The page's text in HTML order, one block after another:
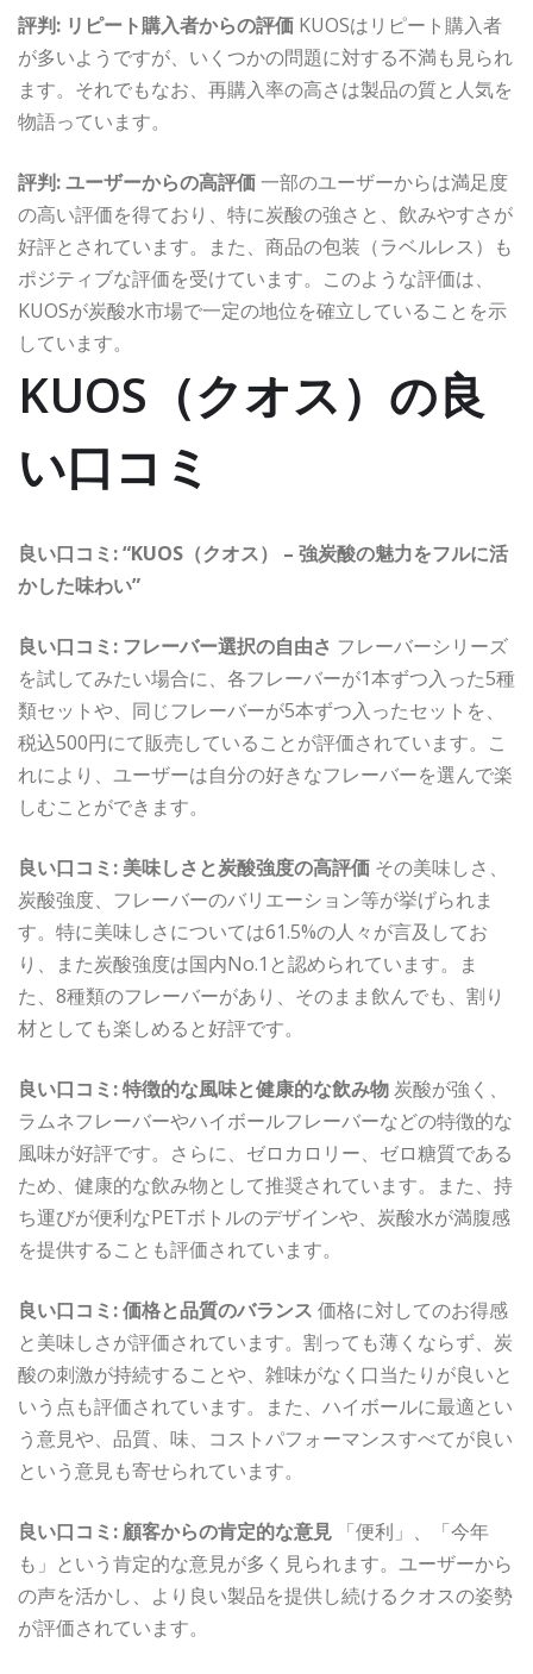
評判: リピート購入者からの評価 KUOSはリピート購入者
が多いようですが、いくつかの問題に対する不満も見られ
ます。それでもなお、再購入率の高さは製品の質と人気を
物語っています。
評判: ユーザーからの高評価一部のユーザーからは満足度
の高い評価を得ており、特に炭酸の強さと、飲みやすさが
好評とされています。また、商品の包装（ラベルレス）も
ポジティブな評価を受けています。このような評価は、
KUOSが炭酸水市場で一定の地位を確立していることを示
しています。
KUOS（クオス）の良
い口コミ
良い口コミ: “KUOS（クオス） – 強炭酸の魅力をフルに活
かした味わい”
良い口コミ: フレーバー選択の自由さ フレーバーシリーズ
を試してみたい場合に、各フレーバーが1本ずつ入った5種
類セットや、同じフレーバーが5本ずつ入ったセットを、
税込500円にて販売していることが評価されています。こ
れにより、ユーザーは自分の好きなフレーバーを選んで楽
しむことができます。
良い口コミ: 美味しさと炭酸強度の高評価 その美味しさ、
炭酸強度、フレーバーのバリエーション等が挙げられま
す。特に美味しさについては61.5%の人々が言及してお
り、また炭酸強度は国内No.1と認められています。ま
た、8種類のフレーバーがあり、そのまま飲んでも、割り
材としても楽しめると好評です。
良い口コミ: 特徴的な風味と健康的な飲み物炭酸が強く、
ラムネフレーバーやハイボールフレーバーなどの特徴的な
風味が好評です。さらに、ゼロカロリー、ゼロ糖質である
ため、健康的な飲み物として推奨されています。また、持
ち運びが便利なPETボトルのデザインや、炭酸水が満腹感
を提供することも評価されています。
良い口コミ: 価格と品質のバランス 価格に対してのお得感
と美味しさが評価されています。割っても薄くならず、炭
酸の刺激が持続することや、雑味がなく口当たりが良いと
いう点も評価されています。また、ハイボールに最適とい
う意見や、品質、味、コストパフォーマンスすべてが良い
という意見も寄せられています。
良い口コミ: 顧客からの肯定的な意見 「便利」、「今年
も」という肯定的な意見が多く見られます。ユーザーから
の声を活かし、より良い製品を提供し続けるクオスの姿勢
が評価されています。